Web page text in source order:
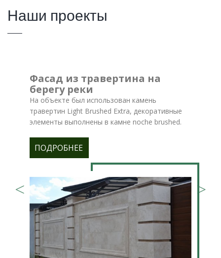
Наши проекты
Фасад из травертина на
берегу реки
На объекте был использован камень
травертин Light Brushed Extra, декоративные
элементы выполнены в камне noche brushed.
ПОДРОБНЕЕ